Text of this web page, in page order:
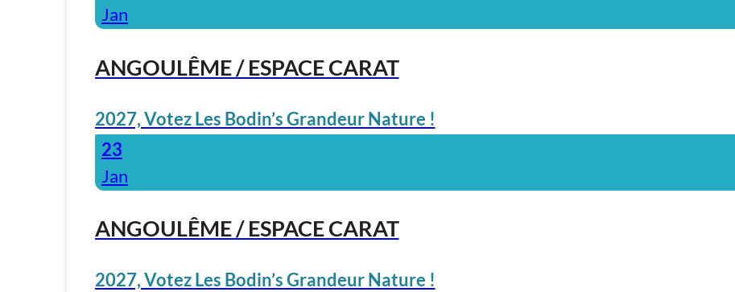
Jan
ANGOULÊME / ESPACE CARAT
2027, Votez Les Bodin’s Grandeur Nature !
23
Jan
ANGOULÊME / ESPACE CARAT
2027, Votez Les Bodin’s Grandeur Nature !